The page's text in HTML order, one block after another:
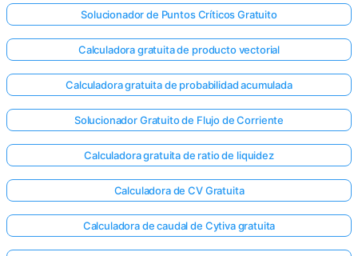
Solucionador de Puntos Críticos Gratuito
Calculadora gratuita de producto vectorial
Calculadora gratuita de probabilidad acumulada
Solucionador Gratuito de Flujo de Corriente
Calculadora gratuita de ratio de liquidez
Calculadora de CV Gratuita
Calculadora de caudal de Cytiva gratuita